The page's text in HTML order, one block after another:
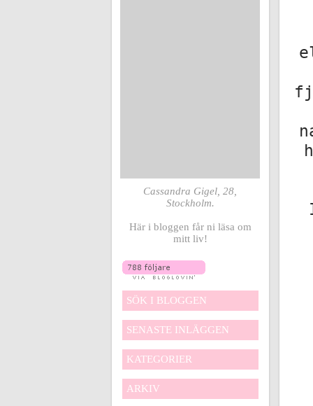
Cassandra Gigel, 28,
Stockholm.
Här i bloggen får ni läsa om
mitt liv!
SÖK I BLOGGEN
SENASTE INLÄGGEN
KATEGORIER
ARKIV